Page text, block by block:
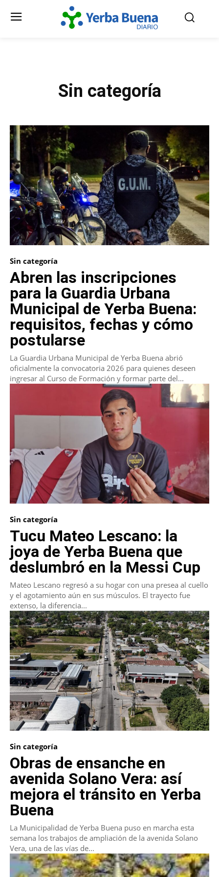
Sin categoría
Sin categoría
Abren las inscripciones
para la Guardia Urbana
Municipal de Yerba Buena:
requisitos, fechas y cómo
postularse
La Guardia Urbana Municipal de Yerba Buena abrió
oficialmente la convocatoria 2026 para quienes deseen
ingresar al Curso de Formación y formar parte del...
Sin categoría
Tucu Mateo Lescano: la
joya de Yerba Buena que
deslumbró en la Messi Cup
Mateo Lescano regresó a su hogar con una presea al cuello
y el agotamiento aún en sus músculos. El trayecto fue
extenso, la diferencia...
Sin categoría
Obras de ensanche en
avenida Solano Vera: así
mejora el tránsito en Yerba
Buena
La Municipalidad de Yerba Buena puso en marcha esta
semana los trabajos de ampliación de la avenida Solano
Vera, una de las vías de...